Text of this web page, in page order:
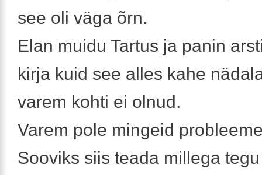
see oli väga õrn.
Elan muidu Tartus ja panin
kirja kuid see alles kahe
varem kohti ei olnud.
Varem pole mingeid
Sooviks siis teada millega